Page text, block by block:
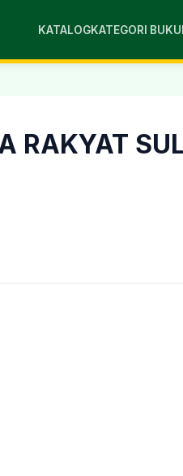
KATALOGKATEGORI BUKU
RAKYAT